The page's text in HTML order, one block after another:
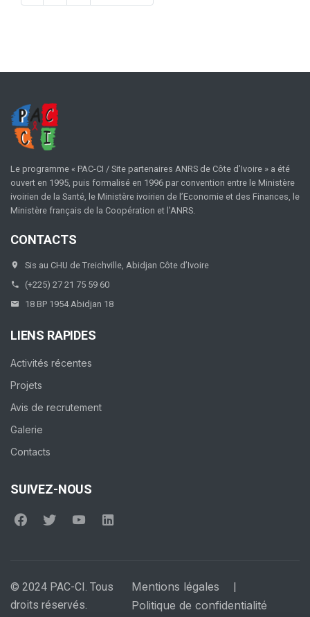
Le programme « PAC-CI / Site partenaires ANRS de Côte d’Ivoire » a été
ouvert en 1995, puis formalisé en 1996 par convention entre le Ministère
ivoirien de la Santé, le Ministère ivoirien de l’Economie et des Finances, le
Ministère français de la Coopération et l’ANRS.
CONTACTS
Sis au CHU de Treichville, Abidjan Côte d’Ivoire
(+225) 27 21 75 59 60
18 BP 1954 Abidjan 18
LIENS RAPIDES
Activités récentes
Projets
Avis de recrutement
Galerie
Contacts
SUIVEZ-NOUS
© 2024 PAC-CI. Tous
droits réservés.
Mentions légales |
Politique de confidentialité